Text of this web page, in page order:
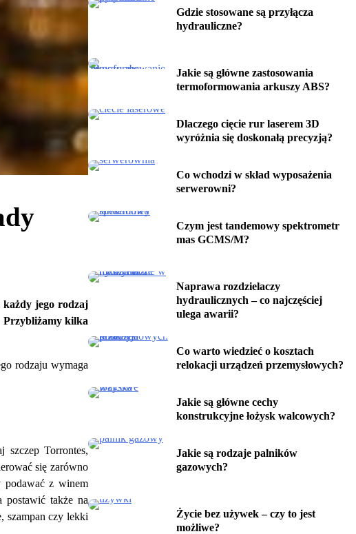
każdy jego rodzaj
Przybliżamy kilka
rodzaju wymaga
szczep Torrontes,
się zarówno
podawać z winem
postawić także na
szampan czy lekki
Gdzie stosowane są przyłącza
hydrauliczne?
Jakie są główne zastosowania
termoformowania arkuszy ABS?
Dlaczego cięcie rur laserem 3D
wyróżnia się doskonałą precyzją?
Co wchodzi w skład wyposażenia
serwerowni?
Czym jest tandemowy spektrometr
mas GCMS/M?
Naprawa rozdzielaczy
hydraulicznych – co najczęściej
ulega awarii?
Co warto wiedzieć o kosztach
relokacji urządzeń przemysłowych?
Jakie są główne cechy
konstrukcyjne łożysk walcowych?
Jakie są rodzaje palników
gazowych?
Życie bez używek – czy to jest
możliwe?